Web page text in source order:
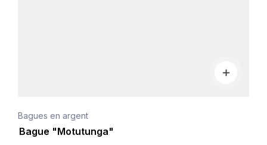
Bagues en argent
Bague "Motutunga"